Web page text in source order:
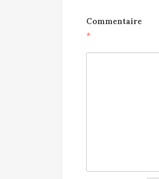
Commentaire
*